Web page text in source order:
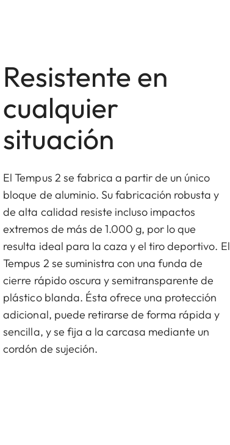
Resistente en
cualquier
situación
El Tempus 2 se fabrica a partir de un único
bloque de aluminio. Su fabricación robusta y
de alta calidad resiste incluso impactos
extremos de más de 1.000 g, por lo que
resulta ideal para la caza y el tiro deportivo. El
Tempus 2 se suministra con una funda de
cierre rápido oscura y semitransparente de
plástico blanda. Ésta ofrece una protección
adicional, puede retirarse de forma rápida y
sencilla, y se fija a la carcasa mediante un
cordón de sujeción.